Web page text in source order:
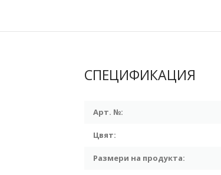
СПЕЦИФИКАЦИЯ
Арт. №:
Цвят:
Размери на продукта: